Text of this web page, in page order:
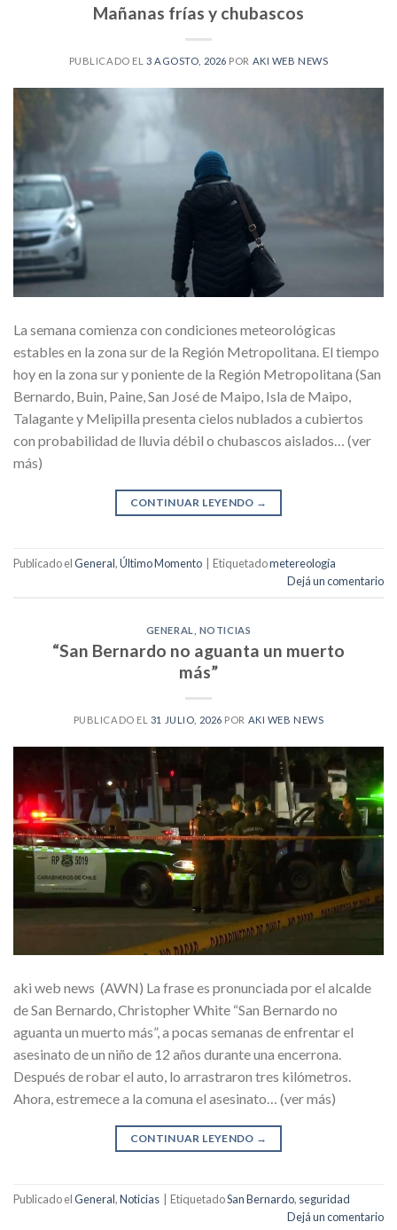
Mañanas frías y chubascos
PUBLICADO EL 3 AGOSTO, 2026 POR AKI WEB NEWS
La semana comienza con condiciones meteorológicas
estables en la zona sur de la Región Metropolitana. El tiempo
hoy en la zona sur y poniente de la Región Metropolitana (San
Bernardo, Buin, Paine, San José de Maipo, Isla de Maipo,
Talagante y Melipilla presenta cielos nublados a cubiertos
con probabilidad de lluvia débil o chubascos aislados… (ver
más)
CONTINUAR LEYENDO →
Publicado elGeneral,Último Momento Etiquetadometereología
Dejá un comentario
GENERAL NOTICIAS
“San Bernardo no aguanta un muerto
más”
PUBLICADO EL 31 JULIO, 2026 POR AKI WEB NEWS
aki web news (AWN) La frase es pronunciada por el alcalde
de San Bernardo, Christopher White “San Bernardo no
aguanta un muerto más”, a pocas semanas de enfrentar el
asesinato de un niño de 12 años durante una encerrona.
Después de robar el auto, lo arrastraron tres kilómetros.
Ahora, estremece a la comuna el asesinato… (ver más)
CONTINUAR LEYENDO →
Publicado elGeneral,Noticias EtiquetadoSan Bernardo, seguridad
Dejá un comentario